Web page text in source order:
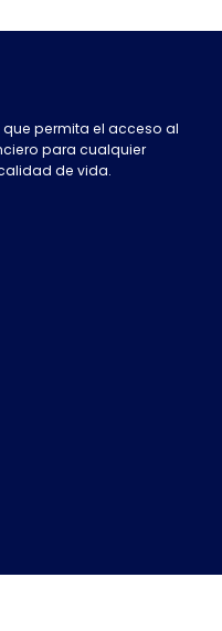
permita el acceso al
para cualquier
de vida.